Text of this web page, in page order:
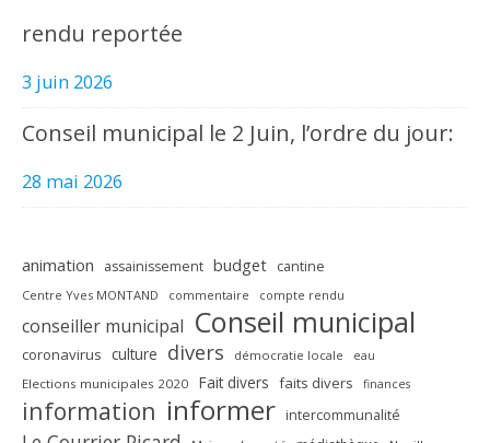
rendu reportée
3 juin 2026
Conseil municipal le 2 Juin, l’ordre du jour:
28 mai 2026
animation assainissement budget cantine
Centre Yves MONTAND commentaire compte rendu
conseiller municipal Conseil municipal
coronavirus culture divers démocratie locale eau
Elections municipales 2020 Fait divers faits divers finances
information informer intercommunalité